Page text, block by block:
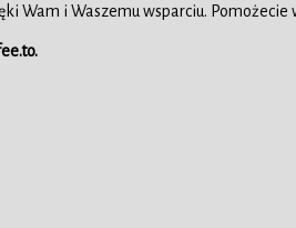
i Waszemu wsparciu. Pomożecie